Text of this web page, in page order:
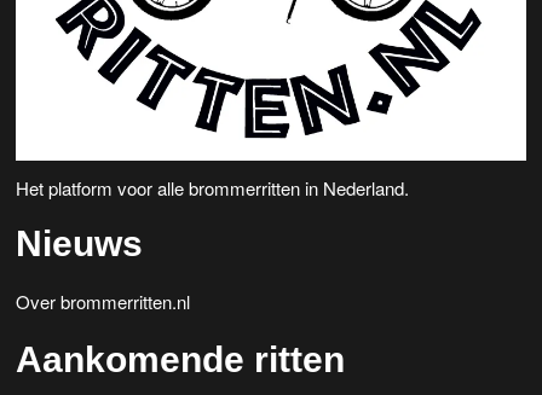
Het platform voor alle brommerritten in Nederland.
Nieuws
Over brommerritten.nl
Aankomende ritten